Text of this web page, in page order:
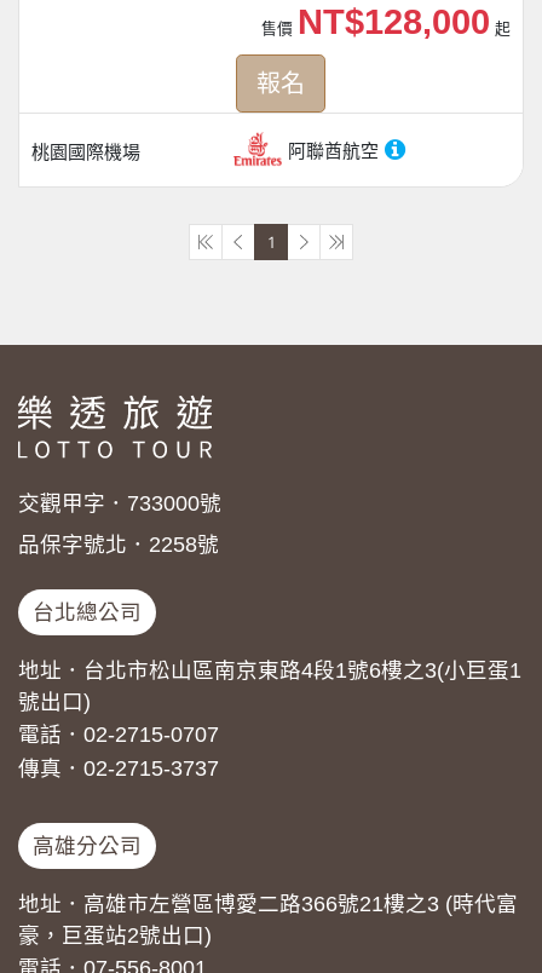
桃園國際機場 阿聯酋航空
售價 NT$128,000 起
報名
1
交觀甲字．733000號
品保字號北．2258號
台北總公司
地址．台北市松山區南京東路4段1號6樓之3(小巨蛋1
號出口)
電話．02-2715-0707
傳真．02-2715-3737
高雄分公司
地址．高雄市左營區博愛二路366號21樓之3 (時代富
豪，巨蛋站2號出口)